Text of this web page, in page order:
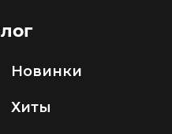
Новинки
Хиты